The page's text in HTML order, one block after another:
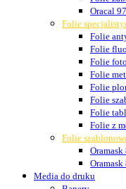
Oracal
Folie
Folie
Folie
Folie
Folie
Folie
Folie
Folie
Folie z
Folie
Media do druku